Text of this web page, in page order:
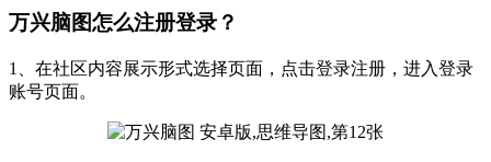
万兴脑图怎么注册登录？
1、在社区内容展示形式选择页面，点击登录注册，进入登录
账号页面。